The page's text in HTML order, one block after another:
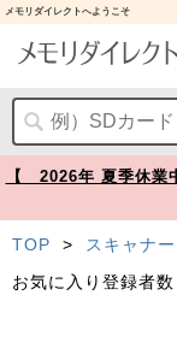
メモリダイレクトへようこそ
フォトスキャナー 自動・高速・CCD
【 2026年 夏季休業
TOP >
スキャナー
お気に入り登録者数